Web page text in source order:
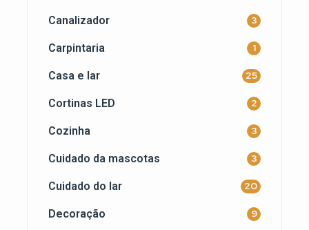
Canalizador 3
Carpintaria 1
Casa e lar 25
Cortinas LED 2
Cozinha 3
Cuidado da mascotas 3
Cuidado do lar 20
Decoração 9